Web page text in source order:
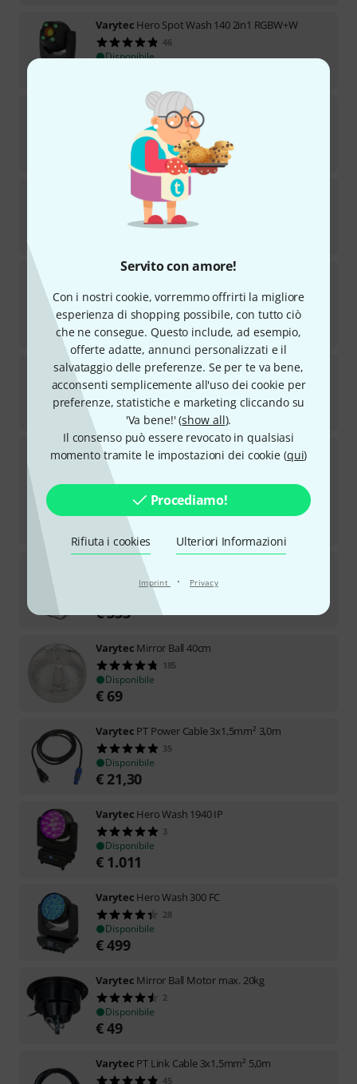
Servito con amore!
Con i nostri cookie, vorremmo offrirti la migliore
esperienza di shopping possibile, con tutto ciò
che ne consegue. Questo include, ad esempio,
offerte adatte, annunci personalizzati e il
salvataggio delle preferenze. Se per te va bene,
acconsenti semplicemente all'uso dei cookie per
preferenze, statistiche e marketing cliccando su
'Va bene!' (show all).
Il consenso può essere revocato in qualsiasi
momento tramite le impostazioni dei cookie (qui)
Procediamo!
Rifiuta i cookies Ulteriori Informazioni
Imprint · Privacy
Varytec Hero Spot Wash 140 2in1 RGBW+W
46
Disponibile
Hero Spot Wash 80 2in1 RGBW+W
21
Disponibile
Varytec LED Theater Spot 250 MZ 3200K
15
Disponibile
VarytecTruss Adapter 35mm
TOP SELLER
Disponibile
€35
VarytecLED Profile Mini IP65 3200K bk
15
Disponibile
119
Varytec Hero Spot 90 WH
Disponibile
Miglior prezzo degli ultimi 30 giorni
€
Battery Event Par IP65
18
€333
Varytec Mirror Ball 40cm
185
Disponibile
€ 69
Varytec PT Power Cable 3x1,5mm² 3,0m
35
Disponibile
€ 21,30
Varytec Hero Wash 1940 IP
3
Disponibile
€ 1.011
Varytec Hero Wash 300 FC
28
Disponibile
€499
Varytec Mirror Ball Motor max. 20kg
2
Disponibile
€49
Varytec PT Link Cable 3x1,5mm² 5,0m
45